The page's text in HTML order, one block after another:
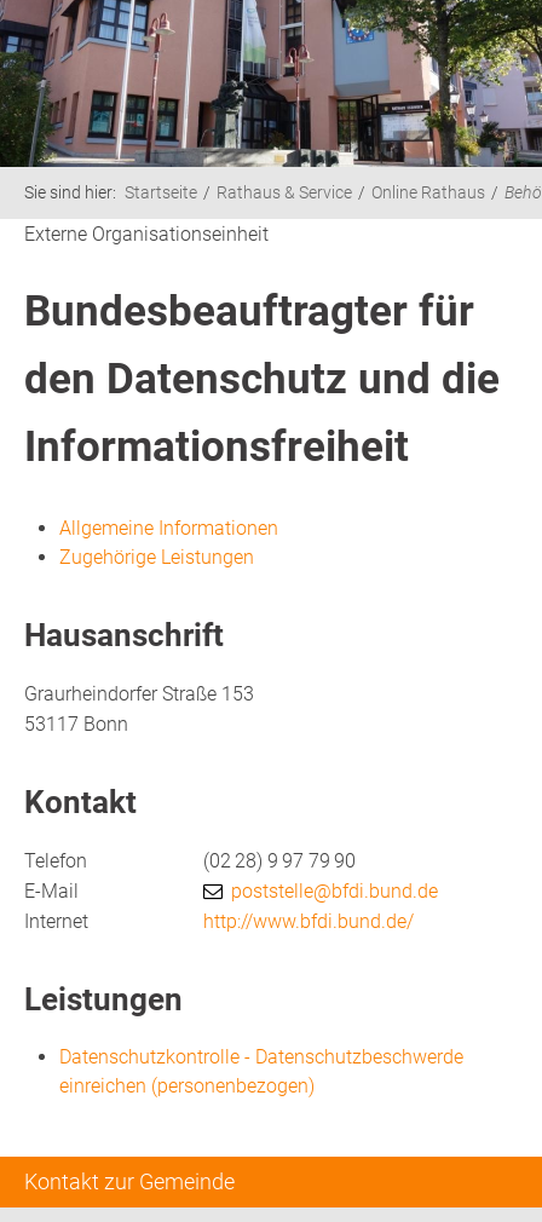
Kontakt zur Gemeinde
Sie sind hier: Startseite Rathaus & Service Online Rathaus
Externe Organisationseinheit
Bundesbeauftragter für
den Datenschutz und die
Informationsfreiheit
Allgemeine Informationen
Zugehörige Leistungen
Hausanschrift
Graurheindorfer Straße 153
53117 Bonn
Kontakt
Telefon (02 28) 9 97 79 90
E-Mail
poststelle@bfdi.bund.de
Internet
http://www.bfdi.bund.de/
Leistungen
Datenschutzkontrolle - Datenschutzbeschwerde
einreichen (personenbezogen)